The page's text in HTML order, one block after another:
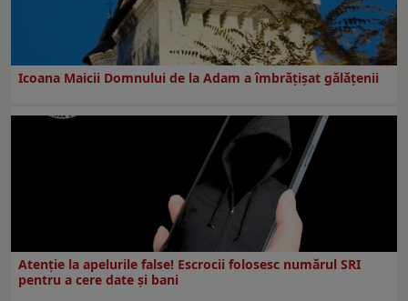
Icoana Maicii Domnului de la Adam a îmbrățișat gălățenii
Atenție la apelurile false! Escrocii folosesc numărul SRI
pentru a cere date și bani